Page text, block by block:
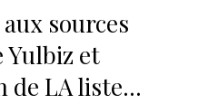
sources
Yulbiz et
de LA liste…